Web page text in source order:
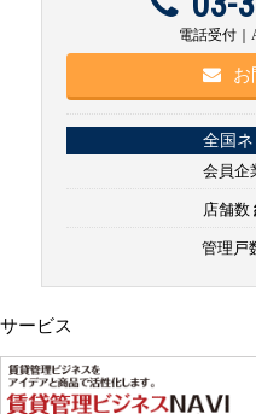
電話受付｜
お
全国
会員企
店舗数
管理戸
サービス